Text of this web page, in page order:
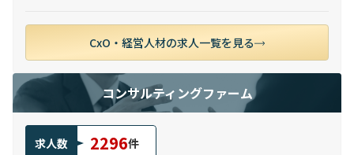
CxO・経営人材の求人一覧を見る
コンサルティングファーム
求人数 2296件